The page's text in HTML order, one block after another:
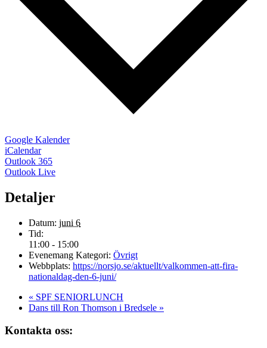
Google Kalender
iCalendar
Outlook 365
Outlook Live
Detaljer
Datum: juni 6
Tid:
11:00 - 15:00
Evenemang Kategori: Övrigt
Webbplats: https://norsjo.se/aktuellt/valkommen-att-fira-
nationaldag-den-6-juni/
« SPF SENIORLUNCH
Dans till Ron Thomson i Bredsele »
Kontakta oss: